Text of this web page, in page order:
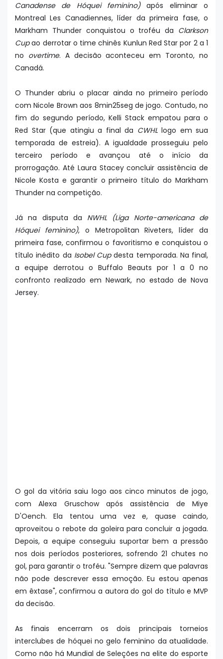
Canadense de Hóquei feminino)após eliminar o
Montreal Les Canadiennes, líder da primeira fase, o
Markham Thunder conquistou o troféu da Clarkson
Cupao derrotar o time chinês Kunlun Red Star por 2 a 1
no overtime. A decisão aconteceu em Toronto, no
Canadá.
O Thunder abriu o placar ainda no primeiro período
com Nicole Brown aos 8min25seg de jogo. Contudo, no
fim do segundo período, Kelli Stack empatou para o
Red Star (que atingiu a final da CWHLlogo em sua
temporada de estreia). A igualdade prosseguiu pelo
terceiro período e avançou até o início da
prorrogação. Até Laura Stacey concluir assistência de
Nicole Kosta e garantir o primeiro título do Markham
Thunder na competição.
Já na disputa da NWHL (Liga Norte-americana de
Hóquei feminino), o Metropolitan Riveters, líder da
primeira fase, confirmou o favoritismo e conquistou o
título inédito da Isobel Cupdesta temporada. Na final,
a equipe derrotou o Buffalo Beauts por 1 a 0 no
confronto realizado em Newark, no estado de Nova
Jersey.
O gol da vitória saiu logo aos cinco minutos de jogo,
com Alexa Gruschow após assistência de Miye
D'Oench. Ela tentou uma vez e, quase caindo,
aproveitou o rebote da goleira para concluir a jogada.
Depois, a equipe conseguiu suportar bem a pressão
nos dois períodos posteriores, sofrendo 21 chutes no
gol, para garantir o troféu. "Sempre dizem que palavras
não pode descrever essa emoção. Eu estou apenas
em êxtase", confirmou a autora do gol do título e MVP
da decisão.
As finais encerram os dois principais torneios
interclubes de hóquei no gelo feminino da atualidade.
Como não há Mundial de Seleções na elite do esporte